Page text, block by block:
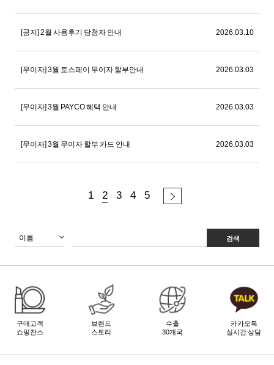
[공지] 2월 사용후기 당첨자 안내 2026.03.10
[무이자] 3월 토스페이 무이자 할부안내 2026.03.03
[무이자] 3월 PAYCO 혜택 안내 2026.03.03
[무이자] 3월 무이자 할부 카드 안내 2026.03.03
1 2 3 4 5
검색
구매고객
쇼핑찬스
브랜드
스토리
수출
30개국
카카오톡
실시간 상담